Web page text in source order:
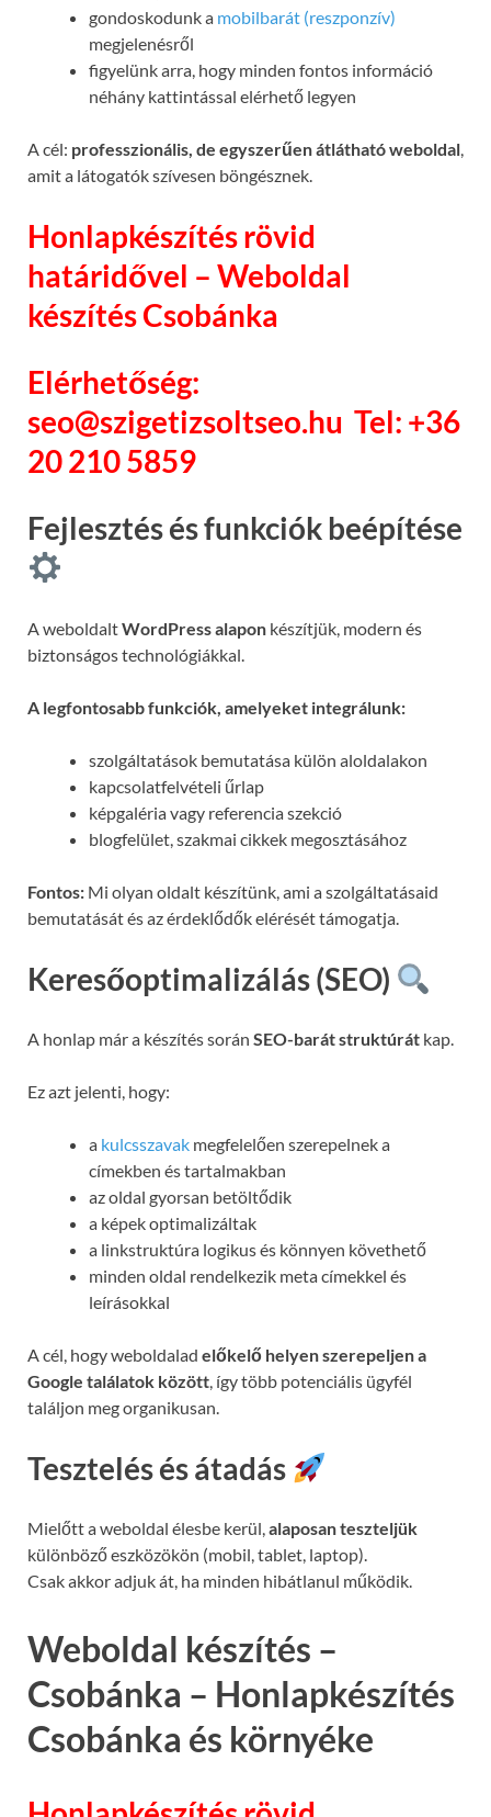
gondoskodunk a mobilbarát (reszponzív)
megjelenésről
figyelünk arra, hogy minden fontos információ
néhány kattintással elérhető legyen
A cél: professzionális, de egyszerűen átlátható weboldal,
amit a látogatók szívesen böngésznek.
Honlapkészítés rövid
határidővel – Weboldal
készítés Csobánka
Elérhetőség:
seo@szigetizsoltseo.hu Tel: +36
20 210 5859
Fejlesztés és funkciók beépítése
A weboldaltWordPress alapon készítjük, modern és
biztonságos technológiákkal.
A legfontosabb funkciók, amelyeket integrálunk:
szolgáltatások bemutatása külön aloldalakon
kapcsolatfelvételi űrlap
képgaléria vagy referencia szekció
blogfelület, szakmai cikkek megosztásához
Fontos: Mi olyan oldalt készítünk, ami a szolgáltatásaid
bemutatását és az érdeklődők elérését támogatja.
Keresőoptimalizálás (SEO)
A honlap már a készítés során SEO-barát struktúrát kap.
Ez azt jelenti, hogy:
a kulcsszavak megfelelően szerepelnek a
címekben és tartalmakban
az oldal gyorsan betöltődik
a képek optimalizáltak
a linkstruktúra logikus és könnyen követhető
minden oldal rendelkezik meta címekkel és
leírásokkal
A cél, hogy weboldalad előkelő helyen szerepeljen a
Google találatok között, így több potenciális ügyfél
találjon meg organikusan.
Tesztelés és átadás
Mielőtt a weboldal élesbe kerül,alaposan teszteljük
különböző eszközökön (mobil, tablet, laptop).
Csak akkor adjuk át, ha minden hibátlanul működik.
Weboldal készítés –
Csobánka – Honlapkészítés
Csobánka és környéke